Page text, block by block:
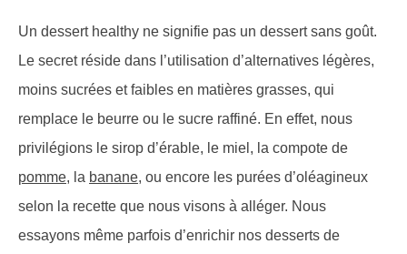
publications
Un dessert healthy ne signifie pas un dessert sans goût.
Le secret réside dans l’utilisation d’alternatives légères,
moins sucrées et faibles en matières grasses, qui
remplace le beurre ou le sucre raffiné. En effet, nous
privilégions le sirop d’érable, le miel, la compote de
pomme, la banane, ou encore les purées d’oléagineux
selon la recette que nous visons à alléger. Nous
essayons même parfois d’enrichir nos desserts de